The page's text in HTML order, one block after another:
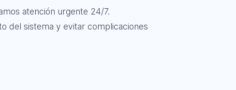
atención urgente 24/7.
del sistema y evitar complicaciones